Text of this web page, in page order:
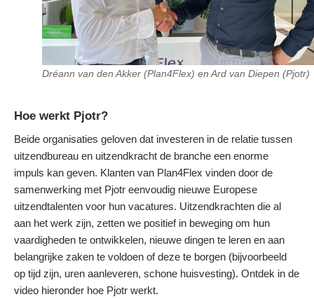
Dréann van den Akker (Plan4Flex) en Ard van Diepen (Pjotr)
Hoe werkt Pjotr?
Beide organisaties geloven dat investeren in de relatie tussen
uitzendbureau en uitzendkracht de branche een enorme
impuls kan geven. Klanten van Plan4Flex vinden door de
samenwerking met Pjotr eenvoudig nieuwe Europese
uitzendtalenten voor hun vacatures. Uitzendkrachten die al
aan het werk zijn, zetten we positief in beweging om hun
vaardigheden te ontwikkelen, nieuwe dingen te leren en aan
belangrijke zaken te voldoen of deze te borgen (bijvoorbeeld
op tijd zijn, uren aanleveren, schone huisvesting). Ontdek in de
video hieronder hoe Pjotr werkt.